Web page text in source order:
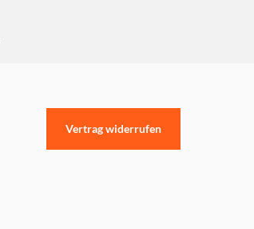
Vertrag widerrufen